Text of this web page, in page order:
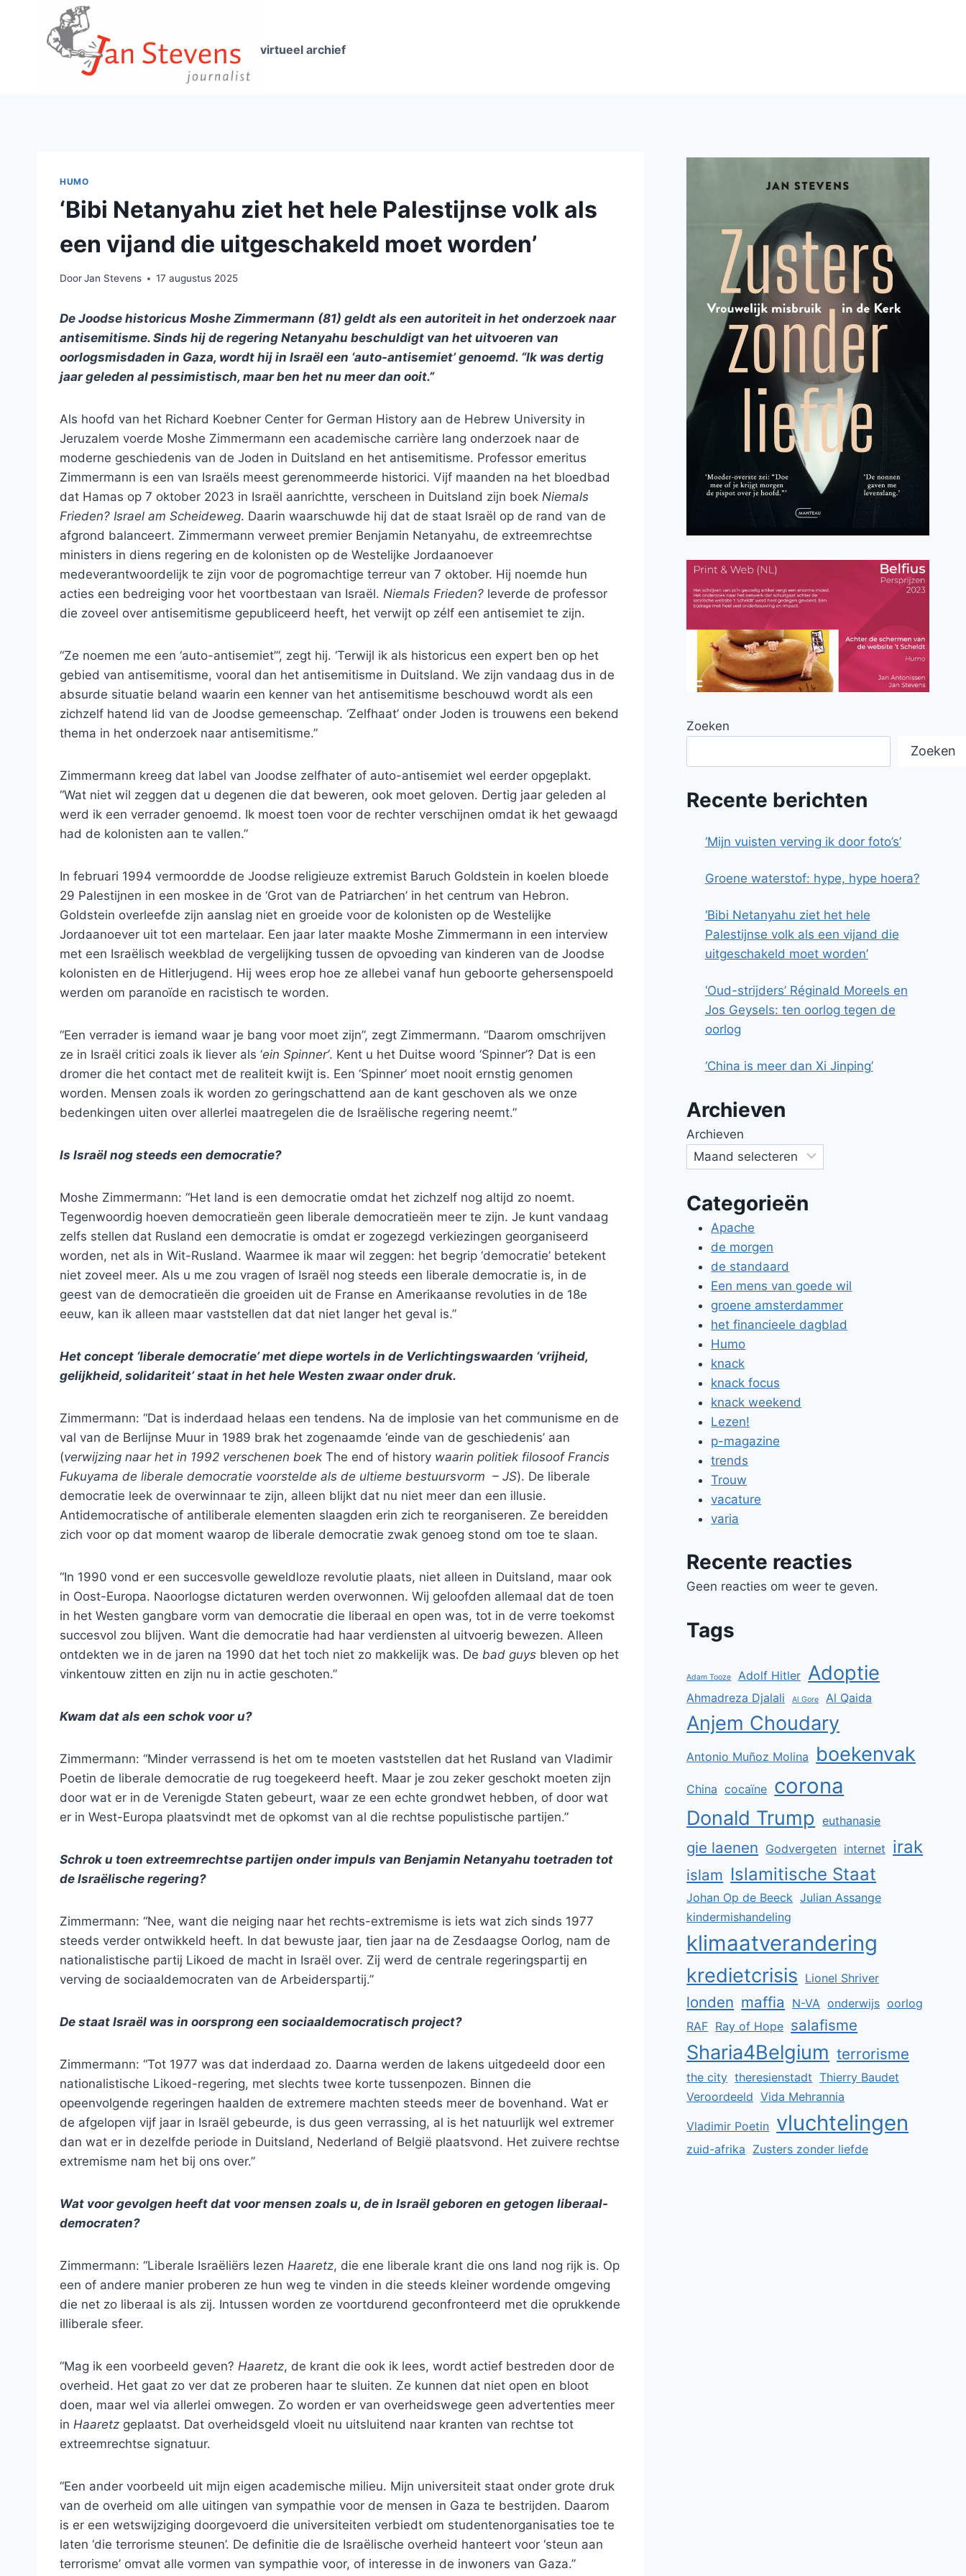
virtueel archief
HUMO
‘Bibi Netanyahu ziet het hele Palestijnse volk als
een vijand die uitgeschakeld moet worden’
DoorJan Stevens 17 augustus 2025
De Joodse historicus Moshe Zimmermann (81) geldt als een autoriteit in het onderzoek naar
antisemitisme. Sinds hij de regering Netanyahu beschuldigt van het uitvoeren van
oorlogsmisdaden in Gaza, wordt hij in Israël een ‘auto-antisemiet’ genoemd. “Ik was dertig
jaar geleden al pessimistisch, maar ben het nu meer dan ooit.”
Als hoofd van het Richard Koebner Center for German History aan de Hebrew University in
Jeruzalem voerde Moshe Zimmermann een academische carrière lang onderzoek naar de
moderne geschiedenis van de Joden in Duitsland en het antisemitisme. Professor emeritus
Zimmermann is een van Israëls meest gerenommeerde historici. Vijf maanden na het bloedbad
dat Hamas op 7 oktober 2023 in Israël aanrichtte, verscheen in Duitsland zijn boek Niemals
Frieden? Israel am Scheideweg. Daarin waarschuwde hij dat de staat Israël op de rand van de
afgrond balanceert. Zimmermann verweet premier Benjamin Netanyahu, de extreemrechtse
ministers in diens regering en de kolonisten op de Westelijke Jordaanoever
medeverantwoordelijk te zijn voor de pogromachtige terreur van 7 oktober. Hij noemde hun
acties een bedreiging voor het voortbestaan van Israël. Niemals Frieden? leverde de professor
die zoveel over antisemitisme gepubliceerd heeft, het verwijt op zélf een antisemiet te zijn.
“Ze noemen me een ‘auto-antisemiet’”, zegt hij. ‘Terwijl ik als historicus een expert ben op het
gebied van antisemitisme, vooral dan het antisemitisme in Duitsland. We zijn vandaag dus in de
absurde situatie beland waarin een kenner van het antisemitisme beschouwd wordt als een
zichzelf hatend lid van de Joodse gemeenschap. ‘Zelfhaat’ onder Joden is trouwens een bekend
thema in het onderzoek naar antisemitisme.”
Zimmermann kreeg dat label van Joodse zelfhater of auto-antisemiet wel eerder opgeplakt.
“Wat niet wil zeggen dat u degenen die dat beweren, ook moet geloven. Dertig jaar geleden al
werd ik een verrader genoemd. Ik moest toen voor de rechter verschijnen omdat ik het gewaagd
had de kolonisten aan te vallen.”
In februari 1994 vermoordde de Joodse religieuze extremist Baruch Goldstein in koelen bloede
29 Palestijnen in een moskee in de ‘Grot van de Patriarchen’ in het centrum van Hebron.
Goldstein overleefde zijn aanslag niet en groeide voor de kolonisten op de Westelijke
Jordaanoever uit tot een martelaar. Een jaar later maakte Moshe Zimmermann in een interview
met een Israëlisch weekblad de vergelijking tussen de opvoeding van kinderen van de Joodse
kolonisten en de Hitlerjugend. Hij wees erop hoe ze allebei vanaf hun geboorte gehersenspoeld
werden om paranoïde en racistisch te worden.
“Een verrader is iemand waar je bang voor moet zijn”, zegt Zimmermann. “Daarom omschrijven
ze in Israël critici zoals ik liever als ‘ein Spinner’. Kent u het Duitse woord ‘Spinner’? Dat is een
dromer die het contact met de realiteit kwijt is. Een ‘Spinner’ moet nooit ernstig genomen
worden. Mensen zoals ik worden zo geringschattend aan de kant geschoven als we onze
bedenkingen uiten over allerlei maatregelen die de Israëlische regering neemt.”
Is Israël nog steeds een democratie?
Moshe Zimmermann: “Het land is een democratie omdat het zichzelf nog altijd zo noemt.
Tegenwoordig hoeven democratieën geen liberale democratieën meer te zijn. Je kunt vandaag
zelfs stellen dat Rusland een democratie is omdat er zogezegd verkiezingen georganiseerd
worden, net als in Wit-Rusland. Waarmee ik maar wil zeggen: het begrip ‘democratie’ betekent
niet zoveel meer. Als u me zou vragen of Israël nog steeds een liberale democratie is, in de
geest van de democratieën die groeiden uit de Franse en Amerikaanse revoluties in de 18e
eeuw, kan ik alleen maar vaststellen dat dat niet langer het geval is.”
Het concept ‘liberale democratie’ met diepe wortels in de Verlichtingswaarden ‘vrijheid,
gelijkheid, solidariteit’ staat in het hele Westen zwaar onder druk.
Zimmermann: “Dat is inderdaad helaas een tendens. Na de implosie van het communisme en de
val van de Berlijnse Muur in 1989 brak het zogenaamde ‘einde van de geschiedenis’ aan
(verwijzing naar het in 1992 verschenen boek The end of history waarin politiek filosoof Francis
Fukuyama de liberale democratie voorstelde als de ultieme bestuursvorm – JS). De liberale
democratie leek de overwinnaar te zijn, alleen blijkt dat nu niet meer dan een illusie.
Antidemocratische of antiliberale elementen slaagden erin zich te reorganiseren. Ze bereidden
zich voor op dat moment waarop de liberale democratie zwak genoeg stond om toe te slaan.
“In 1990 vond er een succesvolle geweldloze revolutie plaats, niet alleen in Duitsland, maar ook
in Oost-Europa. Naoorlogse dictaturen werden overwonnen. Wij geloofden allemaal dat de toen
in het Westen gangbare vorm van democratie die liberaal en open was, tot in de verre toekomst
succesvol zou blijven. Want die democratie had haar verdiensten al uitvoerig bewezen. Alleen
ontdekten we in de jaren na 1990 dat het toch niet zo makkelijk was. De bad guys bleven op het
vinkentouw zitten en zijn nu in actie geschoten.”
Kwam dat als een schok voor u?
Zimmermann: “Minder verrassend is het om te moeten vaststellen dat het Rusland van Vladimir
Poetin de liberale democratie de rug toegekeerd heeft. Maar je zou zeker geschokt moeten zijn
door wat er in de Verenigde Staten gebeurt, waar ze een echte grondwet hebben, of door wat
er in West-Europa plaatsvindt met de opkomst van al die rechtse populistische partijen.”
Schrok u toen extreemrechtse partijen onder impuls van Benjamin Netanyahu toetraden tot
de Israëlische regering?
Zimmermann: “Nee, want die neiging naar het rechts-extremisme is iets wat zich sinds 1977
steeds verder ontwikkeld heeft. In dat bewuste jaar, tien jaar na de Zesdaagse Oorlog, nam de
nationalistische partij Likoed de macht in Israël over. Zij werd de centrale regeringspartij en
verving de sociaaldemocraten van de Arbeiderspartij.”
De staat Israël was in oorsprong een sociaaldemocratisch project?
Zimmermann: “Tot 1977 was dat inderdaad zo. Daarna werden de lakens uitgedeeld door een
nationalistische Likoed-regering, met slechts twee korte tussenpozen. Binnen die
opeenvolgende regeringen haalden de extremere machten steeds meer de bovenhand. Wat er
de afgelopen vijf jaar in Israël gebeurde, is dus geen verrassing, al is het natuurlijk wel extremer
dan wat er in dezelfde periode in Duitsland, Nederland of België plaatsvond. Het zuivere rechtse
extremisme nam het bij ons over.”
Wat voor gevolgen heeft dat voor mensen zoals u, de in Israël geboren en getogen liberaal-
democraten?
Zimmermann: “Liberale Israëliërs lezen Haaretz, die ene liberale krant die ons land nog rijk is. Op
een of andere manier proberen ze hun weg te vinden in die steeds kleiner wordende omgeving
die net zo liberaal is als zij. Intussen worden ze voortdurend geconfronteerd met die oprukkende
illiberale sfeer.
“Mag ik een voorbeeld geven? Haaretz, de krant die ook ik lees, wordt actief bestreden door de
overheid. Het gaat zo ver dat ze proberen haar te sluiten. Ze kunnen dat niet open en bloot
doen, maar wel via allerlei omwegen. Zo worden er van overheidswege geen advertenties meer
in Haaretz geplaatst. Dat overheidsgeld vloeit nu uitsluitend naar kranten van rechtse tot
extreemrechtse signatuur.
“Een ander voorbeeld uit mijn eigen academische milieu. Mijn universiteit staat onder grote druk
van de overheid om alle uitingen van sympathie voor de mensen in Gaza te bestrijden. Daarom
is er een wetswijziging doorgevoerd die universiteiten verbiedt om studentenorganisaties toe te
laten ‘die terrorisme steunen’. De definitie die de Israëlische overheid hanteert voor ‘steun aan
terrorisme’ omvat alle vormen van sympathie voor, of interesse in de inwoners van Gaza.”
Zoeken
Zoeken
Recente berichten
‘Mijn vuisten verving ik door foto’s’
Groene waterstof: hype, hype hoera?
‘Bibi Netanyahu ziet het hele
Palestijnse volk als een vijand die
uitgeschakeld moet worden’
‘Oud-strijders’ Réginald Moreels en
Jos Geysels: ten oorlog tegen de
oorlog
‘China is meer dan Xi Jinping’
Archieven
Archieven
Categorieën
Apache
de morgen
de standaard
Een mens van goede wil
groene amsterdammer
het financieele dagblad
Humo
knack
knack focus
knack weekend
Lezen!
p-magazine
trends
Trouw
vacature
varia
Recente reacties
Geen reacties om weer te geven.
Tags
Adam Tooze Adolf Hitler Adoptie
Ahmadreza Djalali Al Gore Al Qaida
Anjem Choudary
Antonio Muñoz Molina boekenvak
China cocaïne corona
Donald Trump euthanasie
gie laenen Godvergeten internet irak
islam Islamitische Staat
Johan Op de Beeck Julian Assange
kindermishandeling
klimaatverandering
kredietcrisis Lionel Shriver
londen maffia N-VA onderwijs oorlog
RAF Ray of Hope salafisme
Sharia4Belgium terrorisme
the city theresienstadt Thierry Baudet
Veroordeeld Vida Mehrannia
Vladimir Poetin vluchtelingen
zuid-afrika Zusters zonder liefde